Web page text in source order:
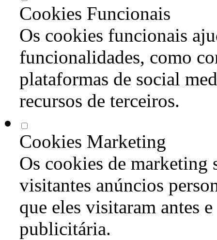
Cookies Funcionais
Os cookies funcionais
funcionalidades, como
plataformas de social
recursos de terceiros.
Cookies Marketing
Os cookies de marketing
visitantes anúncios
que eles visitaram antes
publicitária.